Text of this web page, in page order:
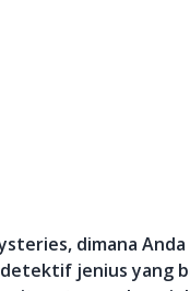
dimana
jenius yang